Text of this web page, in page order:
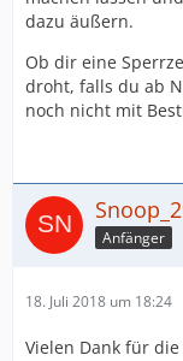
dazu äußern.
Ob dir eine
droht, falls du ab
noch nicht mit
Anfänger
18. Juli 2018 um 18:24
Vielen Dank für